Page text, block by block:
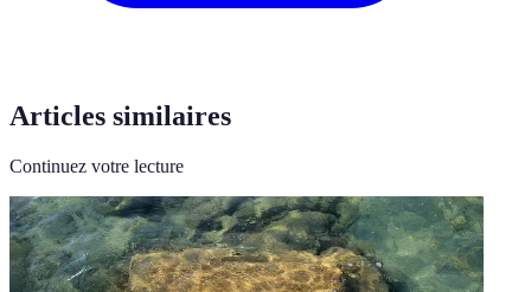
Articles similaires
Continuez votre lecture